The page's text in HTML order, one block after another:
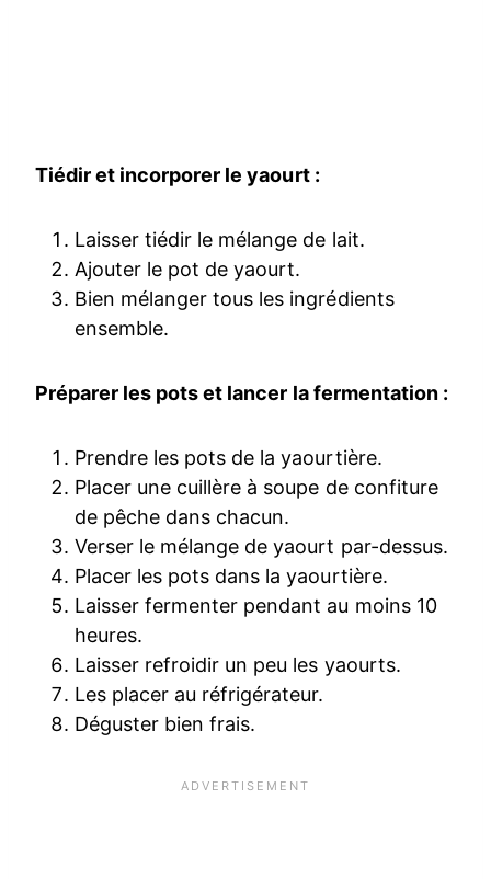
Tiédir et incorporer le yaourt :
Laisser tiédir le mélange de lait.
Ajouter le pot de yaourt.
Bien mélanger tous les ingrédients
ensemble.
Préparer les pots et lancer la fermentation :
Prendre les pots de la yaourtière.
Placer une cuillère à soupe de confiture
de pêche dans chacun.
Verser le mélange de yaourt par-dessus.
Placer les pots dans la yaourtière.
Laisser fermenter pendant au moins 10
heures.
Laisser refroidir un peu les yaourts.
Les placer au réfrigérateur.
Déguster bien frais.